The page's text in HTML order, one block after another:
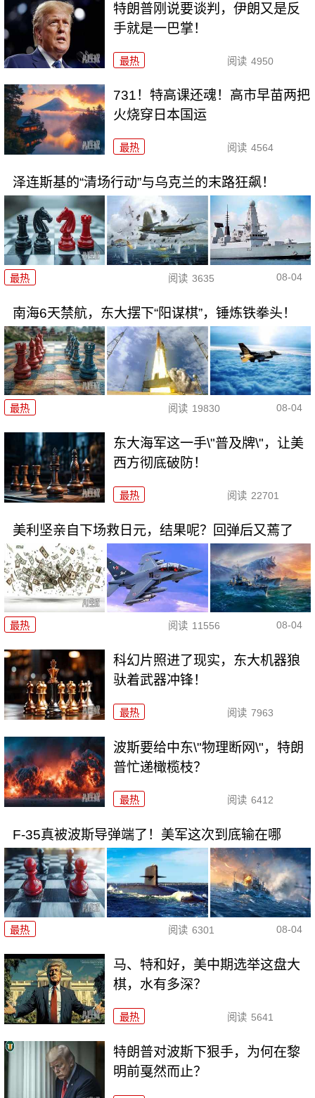
特朗普刚说要谈判，伊朗又是反
手就是一巴掌！
最热 阅读 4950
731！特高课还魂！高市早苗两把
火烧穿日本国运
最热 阅读 4564
泽连斯基的“清场行动”与乌克兰的末路狂飙！
最热 阅读 3635 08-04
南海6天禁航，东大摆下“阳谋棋”，锤炼铁拳头！
最热 阅读 19830 08-04
东大海军这一手\"普及牌\"，让美
西方彻底破防！
最热 阅读 22701
美利坚亲自下场救日元，结果呢？回弹后又蔫了
最热 阅读 11556 08-04
科幻片照进了现实，东大机器狼
驮着武器冲锋！
最热 阅读 7963
波斯要给中东\"物理断网\"，特朗
普忙递橄榄枝？
最热 阅读 6412
F-35真被波斯导弹端了！美军这次到底输在哪
最热 阅读 6301 08-04
马、特和好，美中期选举这盘大
棋，水有多深？
最热 阅读 5641
特朗普对波斯下狠手，为何在黎
明前戛然而止？